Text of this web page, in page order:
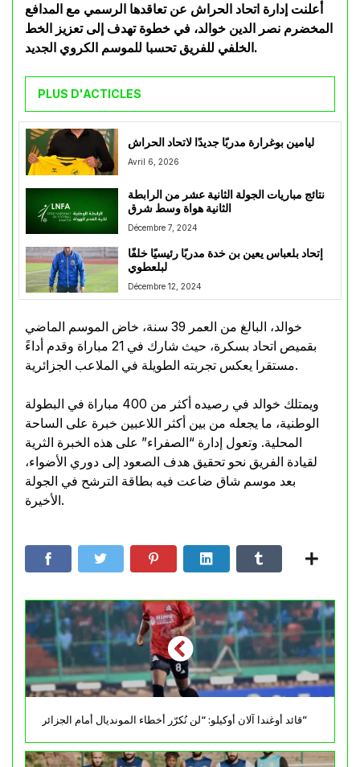
أعلنت إدارة اتحاد الحراش عن تعاقدها الرسمي مع المدافع
المخضرم نصر الدين خوالد، في خطوة تهدف إلى تعزيز الخط
الخلفي للفريق تحسبا للموسم الكروي الجديد.
PLUS D'ACTICLES
ليامين بوغرارة مدربًا جديدًا لاتحاد الحراش
Avril 6, 2026
نتائج مباريات الجولة الثانية عشر من الرابطة
الثانية هواة وسط شرق
Décembre 7, 2024
إتحاد بلعباس يعين بن خدة مدربًا رئيسيًا خلفًا
لبلعطوي
Décembre 12, 2024
خوالد، البالغ من العمر 39 سنة، خاض الموسم الماضي
بقميص اتحاد بسكرة، حيث شارك في 21 مباراة وقدم أداءً
مستقرا يعكس تجربته الطويلة في الملاعب الجزائرية.
ويمتلك خوالد في رصيده أكثر من 400 مباراة في البطولة
الوطنية، ما يجعله من بين أكثر اللاعبين خبرة على الساحة
المحلية. وتعول إدارة “الصفراء” على هذه الخبرة الثرية
لقيادة الفريق نحو تحقيق هدف الصعود إلى دوري الأضواء،
بعد موسم شاق ضاعت فيه بطاقة الترشح في الجولة
الأخيرة.
قائد أوغندا آلان أوكيلو: “لن نُكرّر أخطاء المونديال أمام الجزائر”